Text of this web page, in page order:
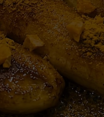
tak bunyi bermakna
.